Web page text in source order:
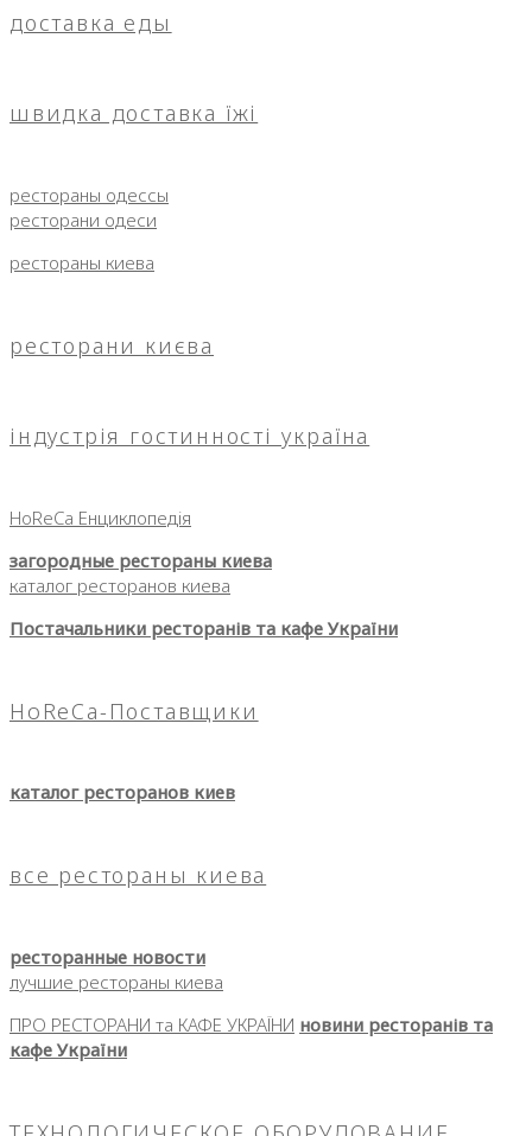
доставка еды
швидка доставка їжі
рестораны одессы
ресторани одеси
рестораны киева
ресторани києва
індустрія гостинності україна
HoReCa Енциклопедія
загородные рестораны киева
каталог ресторанов киева
Постачальники ресторанів та кафе України
HoReCa-Поставщики
каталог ресторанов киев
все рестораны киева
ресторанные новости
лучшие рестораны киева
ПРО РЕСТОРАНИ та КАФЕ УКРАЇНИ новини ресторанів та
кафе України